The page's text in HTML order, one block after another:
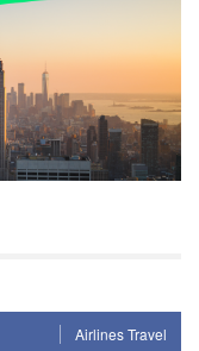
Airlines Travel